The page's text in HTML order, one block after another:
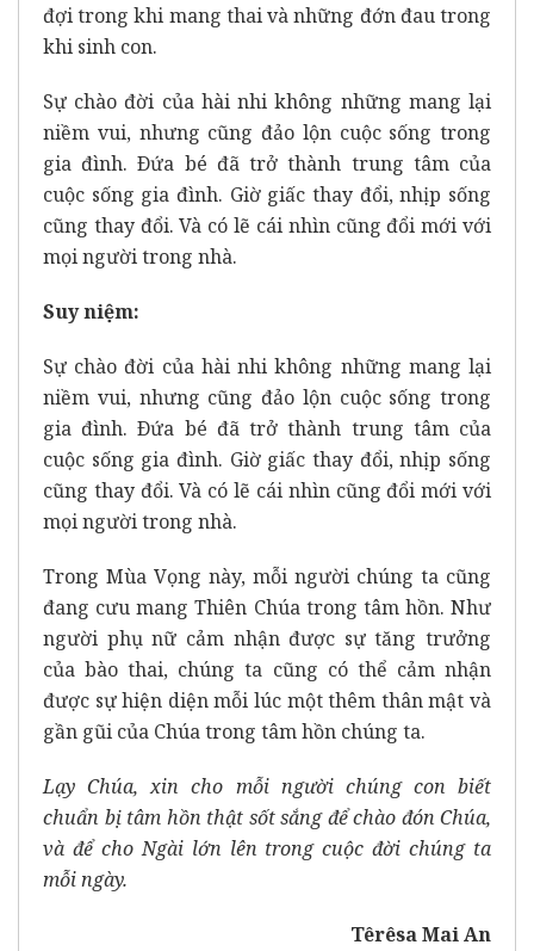
đợi trong khi mang thai và những đớn đau trong
khi sinh con.
Sự chào đời của hài nhi không những mang lại
niềm vui, nhưng cũng đảo lộn cuộc sống trong
gia đình. Ðứa bé đã trở thành trung tâm của
cuộc sống gia đình. Giờ giấc thay đổi, nhịp sống
cũng thay đổi. Và có lẽ cái nhìn cũng đổi mới với
mọi người trong nhà.
Suy niệm:
Sự chào đời của hài nhi không những mang lại
niềm vui, nhưng cũng đảo lộn cuộc sống trong
gia đình. Ðứa bé đã trở thành trung tâm của
cuộc sống gia đình. Giờ giấc thay đổi, nhịp sống
cũng thay đổi. Và có lẽ cái nhìn cũng đổi mới với
mọi người trong nhà.
Trong Mùa Vọng này, mỗi người chúng ta cũng
đang cưu mang Thiên Chúa trong tâm hồn. Như
người phụ nữ cảm nhận được sự tăng trưởng
của bào thai, chúng ta cũng có thể cảm nhận
được sự hiện diện mỗi lúc một thêm thân mật và
gần gũi của Chúa trong tâm hồn chúng ta.
Lạy Chúa, xin cho mỗi người chúng con biết
chuẩn bị tâm hồn thật sốt sắng để chào đón Chúa,
và để cho Ngài lớn lên trong cuộc đời chúng ta
mỗi ngày.
Têrêsa Mai An